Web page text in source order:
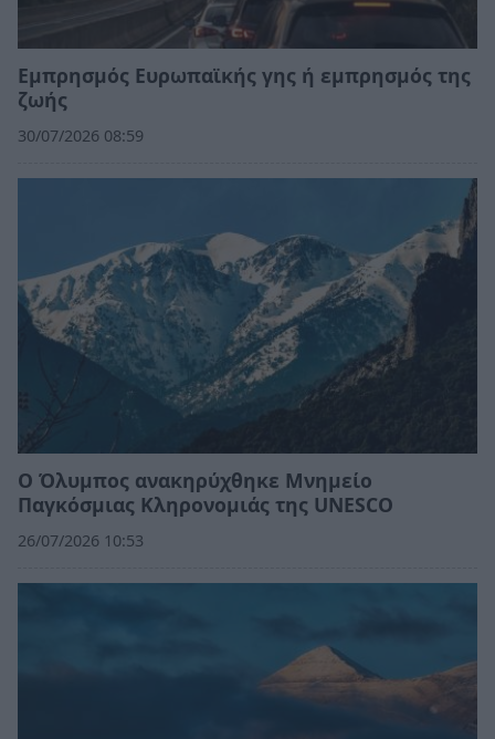
Εμπρησμός Ευρωπαϊκής γης ή εμπρησμός της
ζωής
30/07/2026 08:59
Ο Όλυμπος ανακηρύχθηκε Μνημείο
Παγκόσμιας Κληρονομιάς της UNESCO
26/07/2026 10:53